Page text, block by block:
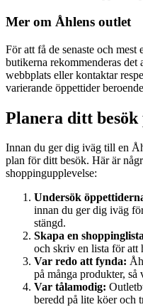
Mer om Åhlens outlet
För att få de senaste och
butikerna rekommenderas det
webbplats eller kontaktar
varierande öppettider
Planera ditt
Innan du ger dig iväg till en
plan för ditt besök. Här är
shoppingupplevelse:
Undersök
innan du ger dig iväg
stängd.
Skapa en
och skriv en lista för att
Var redo att fynda:
på många produkter,
Var tålamodig:
beredd på lite köer och